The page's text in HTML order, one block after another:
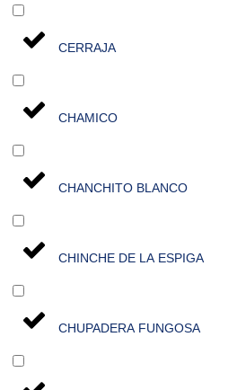
CERRAJA
CHAMICO
CHANCHITO BLANCO
CHINCHE DE LA ESPIGA
CHUPADERA FUNGOSA